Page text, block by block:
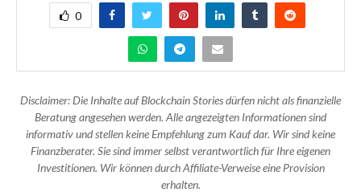
0
Disclaimer: Die Inhalte auf Blockchain Stories dürfen nicht als finanzielle
Beratung angesehen werden. Alle angezeigten Informationen sind
informativ und stellen keine Empfehlung zum Kauf dar. Wir sind keine
Finanzberater. Sie sind immer selbst verantwortlich für Ihre eigenen
Investitionen. Wir können durch Affiliate-Verweise eine Provision
erhalten.